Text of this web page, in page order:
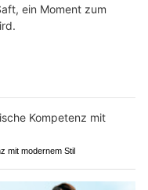
ein Moment zum
mit modernem Stil